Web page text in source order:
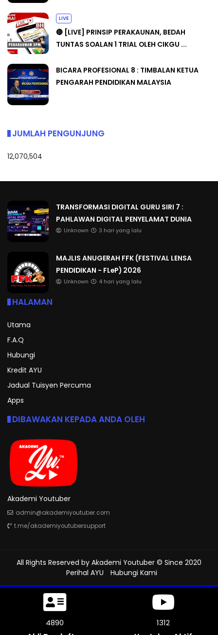
LIVE
🔴 [LIVE] PRINSIP PERAKAUNAN, BEDAH
TUNTAS SOALAN 1 TRIAL OLEH CIKGU ...
BICARA PROFESIONAL 8 : TIMBALAN KETUA
PENGARAH PENDIDIKAN MALAYSIA
JUMLAH PENGUNJUNG
12,070,504
TRANSFORMASI DIGITAL GURU SIRI 7 :
PAHLAWAN DIGITAL PENYELAMAT DUNIA
Unknown 3 hari yang lalu
MAJLIS ANUGERAH FFK (FESTIVAL LENSA
PENDIDIKAN - FLeP) 2026
Unknown 4 hari yang lalu
HALAMAN
Utama
F.A.Q
Hubungi
Kredit AYU
Jadual Tuisyen Percuma
Apps
DIBAWAKAN KEPADA ANDA OLEH
Akademi Youtuber
admin@akademiyoutuber.com
t.me/akademiyoutubersupport
All Rights Reserved by Akademi Youtuber © Since 2020
Perihal AYU
Hubungi Kami
5439 1312